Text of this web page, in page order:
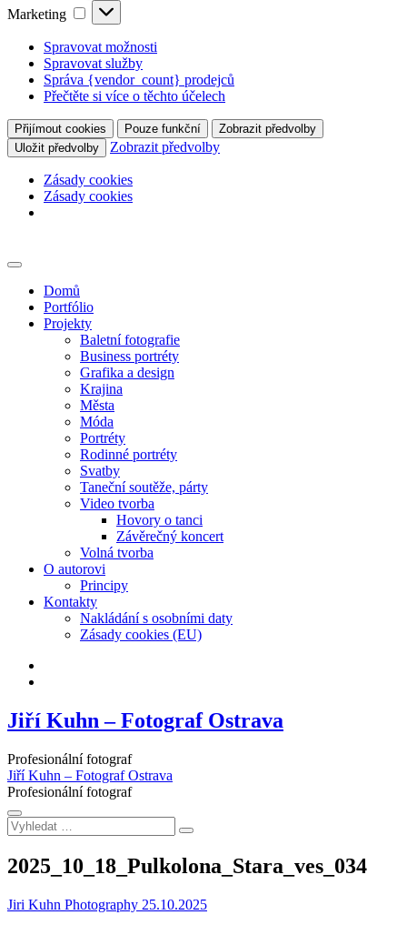
Marketing Marketing
Spravovat možnosti
Spravovat služby
Správa {vendor_count} prodejců
Přečtěte si více o těchto účelech
Přijímout cookies Pouze funkční
Zobrazit předvolby
Uložit předvolby
Zobrazit předvolby
Zásady cookies
Zásady cookies
to
Domů
Portfólio
Projekty
Baletní fotografie
Business portréty
Grafika a design
Krajina
Města
Móda
Portréty
Rodinné portréty
Svatby
Taneční soutěže, párty
Video tvorba
Hovory o tanci
Závěrečný koncert
Volná tvorba
O autorovi
Principy
Kontakty
Nakládání s osobními daty
Zásady cookies (EU)
Jiří Kuhn – Fotograf Ostrava
Profesionální fotograf
Jiří Kuhn – Fotograf Ostrava
Profesionální fotograf
Vyhledat
…
2025_10_18_Pulkolona_Stara_ves_034
Jiri Kuhn Photography 25.10.2025